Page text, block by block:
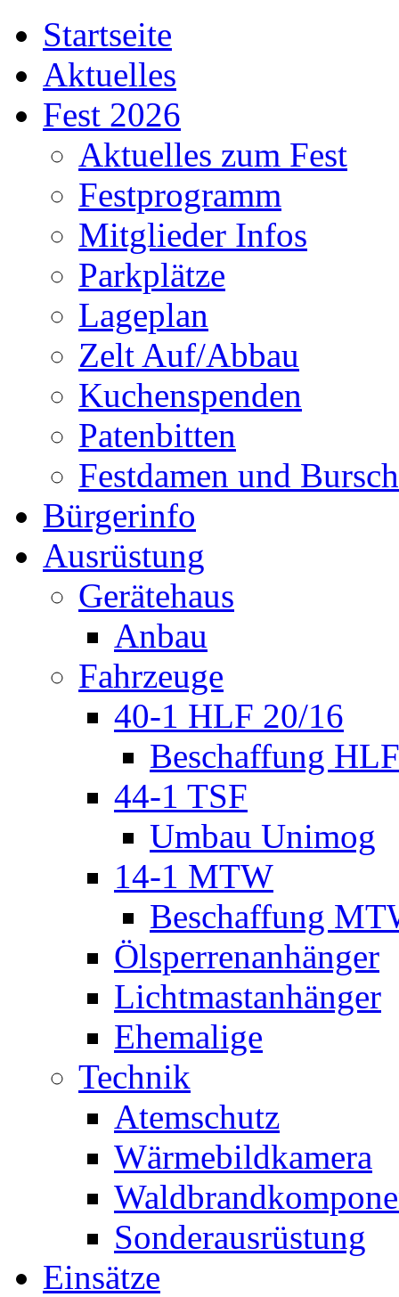
Startseite
Aktuelles
Fest 2026
Aktuelles zum Fest
Festprogramm
Mitglieder Infos
Parkplätze
Lageplan
Zelt Auf/Abbau
Kuchenspenden
Patenbitten
Festdamen und
Bürgerinfo
Ausrüstung
Gerätehaus
Anbau
Fahrzeuge
40-1 HLF 20/16
Beschaffung HLF
44-1 TSF
Umbau Unimog
14-1 MTW
Beschaffung
Ölsperrenanhänger
Lichtmastanhänger
Ehemalige
Technik
Atemschutz
Wärmebildkamera
Sonderausrüstung
Einsätze